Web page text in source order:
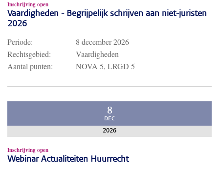
Inschrijving open
Vaardigheden - Begrijpelijk schrijven aan niet-juristen
2026
Periode:
8 december 2026
Rechtsgebied:
Vaardigheden
Aantal punten:
NOVA 5, LRGD 5
8
DEC
2026
Inschrijving open
Webinar Actualiteiten Huurrecht